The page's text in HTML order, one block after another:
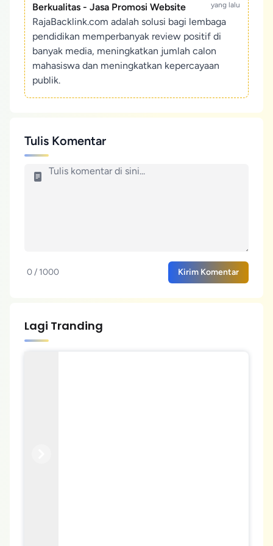
Berkualitas - Jasa Promosi Website yang lalu
RajaBacklink.com adalah solusi bagi lembaga
pendidikan memperbanyak review positif di
banyak media, meningkatkan jumlah calon
mahasiswa dan meningkatkan kepercayaan
publik.
Tulis Komentar
0 / 1000 Kirim Komentar
Lagi Tranding